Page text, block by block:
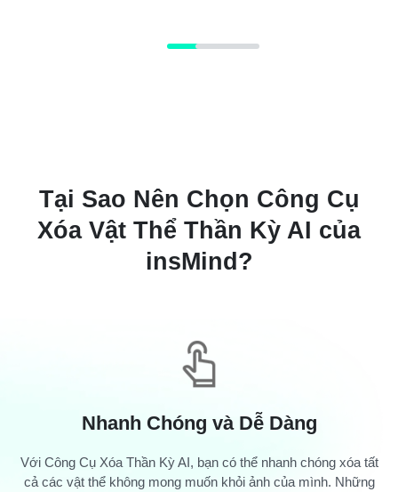
Tại Sao Nên Chọn Công Cụ
Xóa Vật Thể Thần Kỳ AI của
insMind?
Nhanh Chóng và Dễ Dàng
Với Công Cụ Xóa Thần Kỳ AI, bạn có thể nhanh chóng xóa tất
cả các vật thể không mong muốn khỏi ảnh của mình. Những